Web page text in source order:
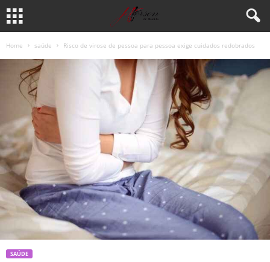
Home saúde Risco de virose de pessoa para pessoa exige cuidados redobrados
SAÚDE